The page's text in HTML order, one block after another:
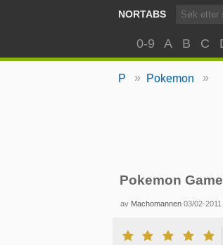
NORTABS
0-9 A B C
P » Pokemon »
Pokemon
av Machomannen 03/02-2011